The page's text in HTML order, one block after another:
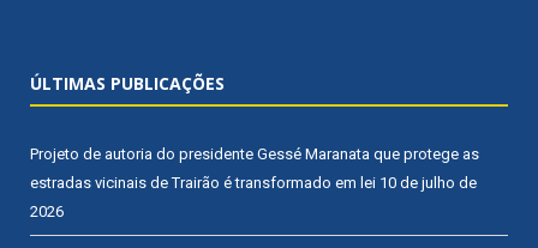
ÚLTIMAS PUBLICAÇÕES
Projeto de autoria do presidente Gessé Maranata que protege as
estradas vicinais de Trairão é transformado em lei 10 de julho de
2026